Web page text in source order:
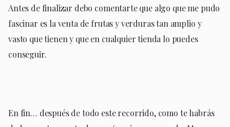
Antes de finalizar debo comentarte que algo que me pudo
fascinar es la venta de frutas y verduras tan amplio y
vasto que tienen y que en cualquier tienda lo puedes
conseguir.
En fin… después de todo este recorrido, como te habrás